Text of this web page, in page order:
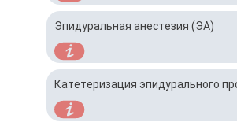
Эпидуральная анестезия (ЭА)
Катетеризация эпидурального